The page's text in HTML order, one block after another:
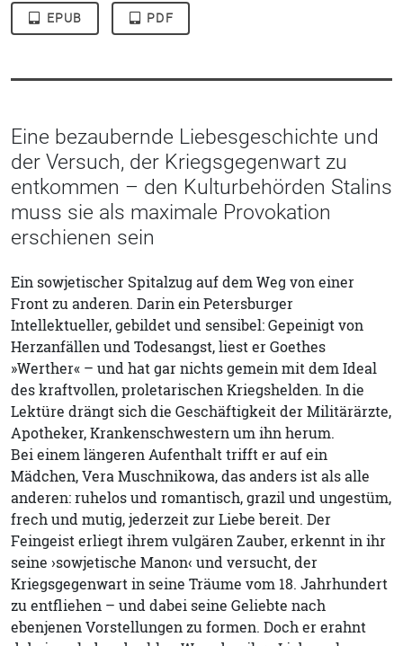
EPUB PDF
Eine bezaubernde Liebesgeschichte und
der Versuch, der Kriegsgegenwart zu
entkommen – den Kulturbehörden Stalins
muss sie als maximale Provokation
erschienen sein
Ein sowjetischer Spitalzug auf dem Weg von einer
Front zu anderen. Darin ein Petersburger
Intellektueller, gebildet und sensibel: Gepeinigt von
Herzanfällen und Todesangst, liest er Goethes
»Werther« – und hat gar nichts gemein mit dem Ideal
des kraftvollen, proletarischen Kriegshelden. In die
Lektüre drängt sich die Geschäftigkeit der Militärärzte,
Apotheker, Krankenschwestern um ihn herum.
Bei einem längeren Aufenthalt trifft er auf ein
Mädchen, Vera Muschnikowa, das anders ist als alle
anderen: ruhelos und romantisch, grazil und ungestüm,
frech und mutig, jederzeit zur Liebe bereit. Der
Feingeist erliegt ihrem vulgären Zauber, erkennt in ihr
seine ›sowjetische Manon‹ und versucht, der
Kriegsgegenwart in seine Träume vom 18. Jahrhundert
zu entfliehen – und dabei seine Geliebte nach
ebenjenen Vorstellungen zu formen. Doch er erahnt